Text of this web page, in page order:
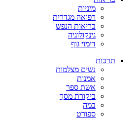
מיניות
רפואה מגדרית
בריאות הנפש
גינקולוגיה
דימוי גוף
תרבות
נשים מצלמות
אמנות
אשת ספר
ביקורת מסך
במה
ספורט